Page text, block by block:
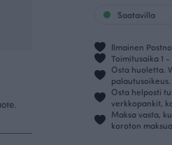
Saatavilla
Ilmainen
Toimitusaika 1 -
Osta huoletta.
palautusoikeus.
Osta helposti
verkkopankit,
Maksa vasta,
koroton